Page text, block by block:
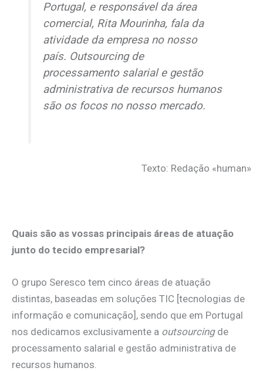
Portugal, e responsável da área
comercial, Rita Mourinha, fala da
atividade da empresa no nosso
país. Outsourcingde
processamento salarial e gestão
administrativa de recursos humanos
são os focos no nosso mercado.
Texto: Redação «human»
Quais são as vossas principais áreas de atuação
junto do tecido empresarial?
O grupo Seresco tem cinco áreas de atuação
distintas, baseadas em soluções TIC [tecnologias de
informação e comunicação], sendo que em Portugal
nos dedicamos exclusivamente a outsourcingde
processamento salarial e gestão administrativa de
recursos humanos.